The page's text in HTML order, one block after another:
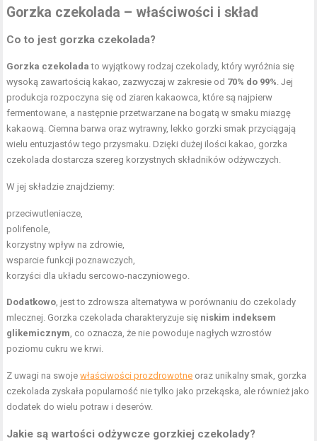
Gorzka czekolada – właściwości i skład
Co to jest gorzka czekolada?
Gorzka czekolada to wyjątkowy rodzaj czekolady, który wyróżnia się
wysoką zawartością kakao, zazwyczaj w zakresie od 70% do 99% . Jej
produkcja rozpoczyna się od ziaren kakaowca, które są najpierw
fermentowane, a następnie przetwarzane na bogatą w smaku miazgę
kakaową. Ciemna barwa oraz wytrawny, lekko gorzki smak przyciągają
wielu entuzjastów tego przysmaku. Dzięki dużej ilości kakao, gorzka
czekolada dostarcza szereg korzystnych składników odżywczych.
W jej składzie znajdziemy:
przeciwutleniacze,
polifenole,
korzystny wpływ na zdrowie,
wsparcie funkcji poznawczych,
korzyści dla układu sercowo-naczyniowego.
Dodatkowo , jest to zdrowsza alternatywa w porównaniu do czekolady
mlecznej. Gorzka czekolada charakteryzuje się niskim indeksem
glikemicznym , co oznacza, że nie powoduje nagłych wzrostów
poziomu cukru we krwi.
Z uwagi na swojewłaściwości prozdrowotne oraz unikalny smak, gorzka
czekolada zyskała popularność nie tylko jako przekąska, ale również jako
dodatek do wielu potraw i deserów.
Jakie są wartości odżywcze gorzkiej czekolady?